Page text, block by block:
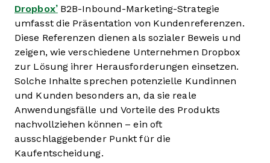
Dropbox’B2B-Inbound-Marketing-Strategie
umfasst die Präsentation von Kundenreferenzen.
Diese Referenzen dienen als sozialer Beweis und
zeigen, wie verschiedene Unternehmen Dropbox
zur Lösung ihrer Herausforderungen einsetzen.
Solche Inhalte sprechen potenzielle Kundinnen
und Kunden besonders an, da sie reale
Anwendungsfälle und Vorteile des Produkts
nachvollziehen können – ein oft
ausschlaggebender Punkt für die
Kaufentscheidung.